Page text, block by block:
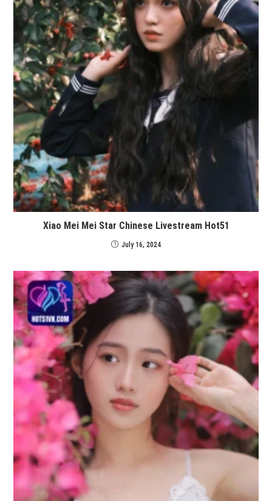
Xiao Mei Mei Star Chinese Livestream Hot51
July 16, 2024